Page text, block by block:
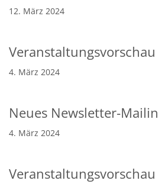
12. März 2024
4. März 2024
Neues Newsletter-
4. März 2024